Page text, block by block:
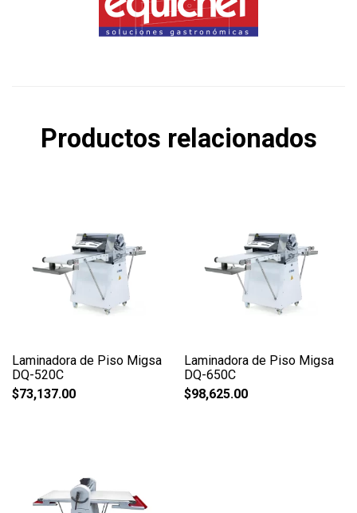
Productos relacionados
Laminadora de Piso Migsa
DQ-520C
$73,137.00
Laminadora de Piso Migsa
DQ-650C
$98,625.00